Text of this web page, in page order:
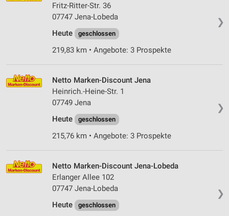
❯
Fritz-Ritter-Str. 36
07747 Jena-Lobeda
Heute
geschlossen
219,83 km • Angebote: 3 Prospekte
❯
Netto Marken-Discount Jena
Heinrich.-Heine-Str. 1
07749 Jena
Heute
geschlossen
215,76 km • Angebote: 3 Prospekte
❯
Netto Marken-Discount Jena-Lobeda
Erlanger Allee 102
07747 Jena-Lobeda
Heute
geschlossen